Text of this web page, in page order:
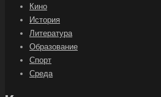
Кино
История
Литература
Образование
Спорт
Среда